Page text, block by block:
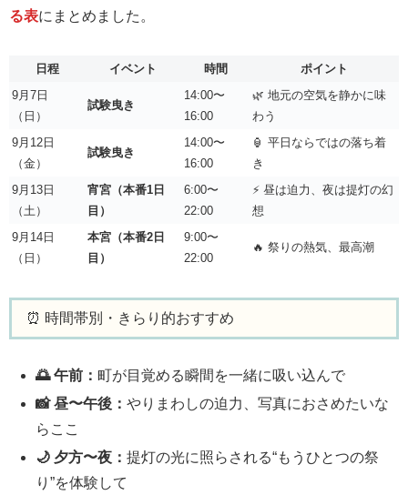
る表にまとめました。
日程 イベント 時間
ポイント
9月7日
（日）
試験曳き
14:00〜
16:00
🌿 地元の空気を静かに味
わう
9月12日
（金）
試験曳き
14:00〜
16:00
🏮 平日ならではの落ち着
き
9月13日
（土）
宵宮（本番1日
目）
6:00〜
22:00
⚡ 昼は迫力、夜は提灯の幻
想
9月14日
（日）
本宮（本番2日
目）
9:00〜
22:00
🔥 祭りの熱気、最高潮
⏰ 時間帯別・きらり的おすすめ
🌅 午前：町が目覚める瞬間を一緒に吸い込んで
📸 昼〜午後：やりまわしの迫力、写真におさめたいな
らここ
🌙 夕方〜夜：提灯の光に照らされる“もうひとつの祭
り”を体験して